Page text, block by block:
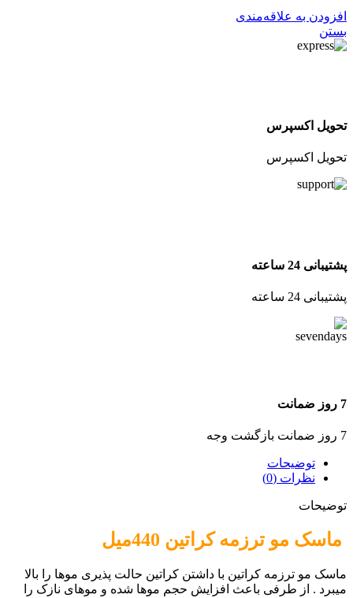
افزودن به علاقه‌مندی
بستن
تحویل اکسپرس
تحویل اکسپرس
پشتیبانی 24 ساعته
پشتیبانی 24 ساعته
7 روز ضمانت
7 روز ضمانت بازگشت وجه
توضیحات
نظرات (0)
توضیحات
ماسک مو ترزمه کراتین 440میل
ماسک مو ترزمه کراتین با داشتن کراتین حالت پذیری موها را بالا
میبرد . از طرفی باعث افزایش حجم موها شده و موهای نازک را